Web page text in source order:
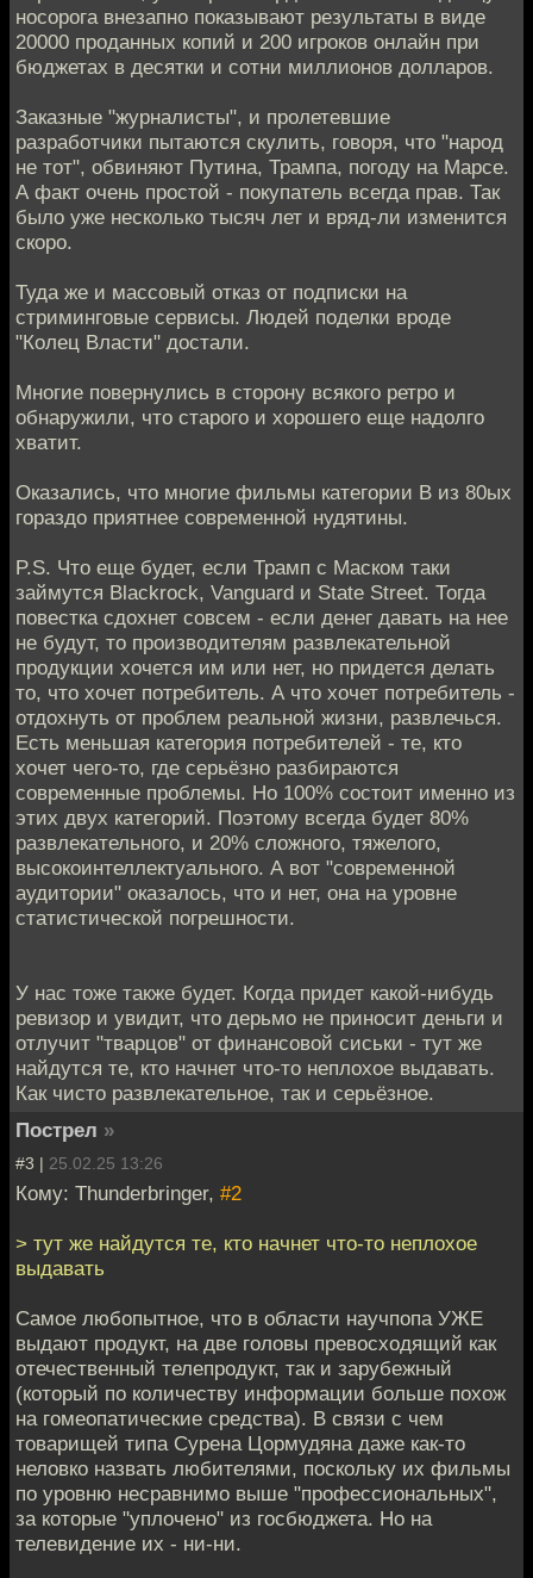
носорога внезапно показывают результаты в виде
20000 проданных копий и 200 игроков онлайн при
бюджетах в десятки и сотни миллионов долларов.
Заказные "журналисты", и пролетевшие
разработчики пытаются скулить, говоря, что "народ
не тот", обвиняют Путина, Трампа, погоду на Марсе.
А факт очень простой - покупатель всегда прав. Так
было уже несколько тысяч лет и вряд-ли изменится
скоро.
Туда же и массовый отказ от подписки на
стриминговые сервисы. Людей поделки вроде
"Колец Власти" достали.
Многие повернулись в сторону всякого ретро и
обнаружили, что старого и хорошего еще надолго
хватит.
Оказались, что многие фильмы категории B из 80ых
гораздо приятнее современной нудятины.
P.S. Что еще будет, если Трамп с Маском таки
займутся Blackrock, Vanguard и State Street. Тогда
повестка сдохнет совсем - если денег давать на нее
не будут, то производителям развлекательной
продукции хочется им или нет, но придется делать
то, что хочет потребитель. А что хочет потребитель -
отдохнуть от проблем реальной жизни, развлечься.
Есть меньшая категория потребителей - те, кто
хочет чего-то, где серьёзно разбираются
современные проблемы. Но 100% состоит именно из
этих двух категорий. Поэтому всегда будет 80%
развлекательного, и 20% сложного, тяжелого,
высокоинтеллектуального. А вот "современной
аудитории" оказалось, что и нет, она на уровне
статистической погрешности.
У нас тоже также будет. Когда придет какой-нибудь
ревизор и увидит, что дерьмо не приносит деньги и
отлучит "тварцов" от финансовой сиськи - тут же
найдутся те, кто начнет что-то неплохое выдавать.
Как чисто развлекательное, так и серьёзное.
Пострел »
#3 | 25.02.25 13:26
Кому: Thunderbringer, #2
> тут же найдутся те, кто начнет что-то неплохое
выдавать
Самое любопытное, что в области научпопа УЖЕ
выдают продукт, на две головы превосходящий как
отечественный телепродукт, так и зарубежный
(который по количеству информации больше похож
на гомеопатические средства). В связи с чем
товарищей типа Сурена Цормудяна даже как-то
неловко назвать любителями, поскольку их фильмы
по уровню несравнимо выше "профессиональных",
за которые "уплочено" из госбюджета. Но на
телевидение их - ни-ни.